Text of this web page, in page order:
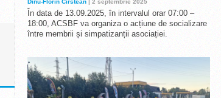
Dinu-Florin Cirstean | 2 septembrie 2025
În data de 13.09.2025, în intervalul orar 07:00 –
18:00, ACSBF va organiza o acțiune de socializare
între membrii și simpatizanții asociației.